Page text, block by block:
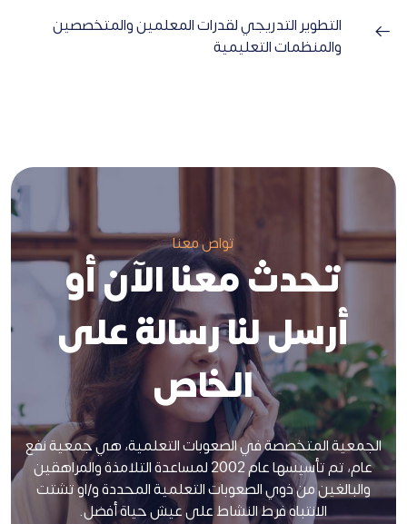
التطوير التدريجي لقدرات المعلمين والمتخصصين
والمنظمات التعليمية
تواص معنا
تحدث معنا الآن أو
أرسل لنا رسالة على
الخاص
الجمعية المتخصصة في الصعوبات التعلمية، هي جمعية نفع
عام، تم تأسيسها عام 2002 لمساعدة التلامذة والمراهقين
والبالغين من ذوي الصعوبات التعلمية المحددة و/او تشتت
الانتباه فرط النشاط على عيش حياة أفضل.